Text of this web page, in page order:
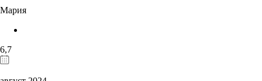
Мария
6,7